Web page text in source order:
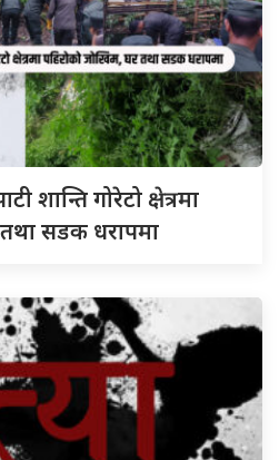
शान्ति गोरेटो क्षेत्रमा
सडक धरापमा